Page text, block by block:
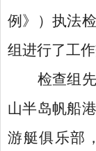
例》）执法
组进行了工
检查组
山半岛帆船
游艇俱乐部